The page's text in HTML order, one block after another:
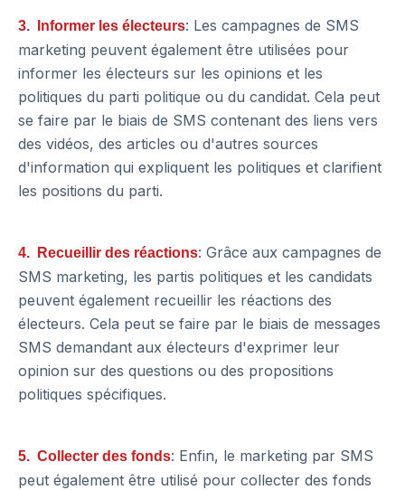
3. Informer les électeurs: Les campagnes de SMS
marketing peuvent également être utilisées pour
informer les électeurs sur les opinions et les
politiques du parti politique ou du candidat. Cela peut
se faire par le biais de SMS contenant des liens vers
des vidéos, des articles ou d'autres sources
d'information qui expliquent les politiques et clarifient
les positions du parti.
4. Recueillir des réactions: Grâce aux campagnes de
SMS marketing, les partis politiques et les candidats
peuvent également recueillir les réactions des
électeurs. Cela peut se faire par le biais de messages
SMS demandant aux électeurs d'exprimer leur
opinion sur des questions ou des propositions
politiques spécifiques.
5. Collecter des fonds: Enfin, le marketing par SMS
peut également être utilisé pour collecter des fonds